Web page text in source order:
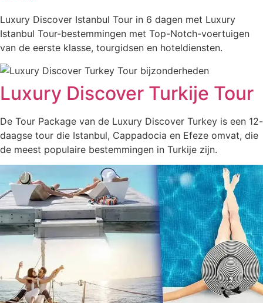
Luxury Discover Istanbul Tour in 6 dagen met Luxury
Istanbul Tour-bestemmingen met Top-Notch-voertuigen
van de eerste klasse, tourgidsen en hoteldiensten.
Luxury Discover Turkije Tour
De Tour Package van de Luxury Discover Turkey is een 12-
daagse tour die Istanbul, Cappadocia en Efeze omvat, die
de meest populaire bestemmingen in Turkije zijn.